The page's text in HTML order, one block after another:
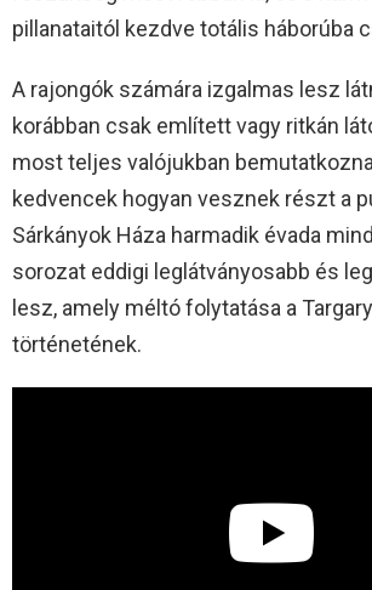
pillanataitól kezdve totális háborúba
A rajongók számára izgalmas lesz
korábban csak említett vagy ritkán
most teljes valójukban
kedvencek hogyan vesznek részt a
Sárkányok Háza harmadik évada
sorozat eddigi leglátványosabb és
lesz, amely méltó folytatása a
történetének.